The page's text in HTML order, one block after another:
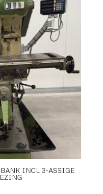
INCL 3-ASSIGE